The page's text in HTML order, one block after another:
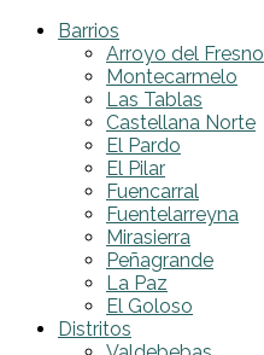
Barrios
Arroyo del Fresno
Montecarmelo
Las Tablas
Castellana Norte
El Pardo
El Pilar
Fuencarral
Fuentelarreyna
Mirasierra
Peñagrande
La Paz
El Goloso
Distritos